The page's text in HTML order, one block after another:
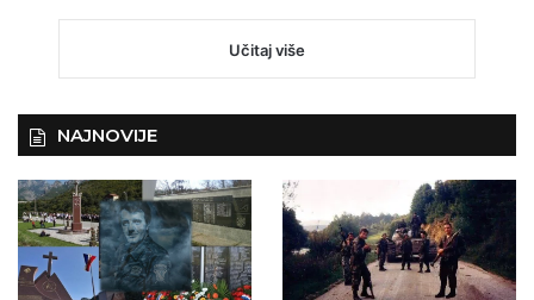
Učitaj više
NAJNOVIJE